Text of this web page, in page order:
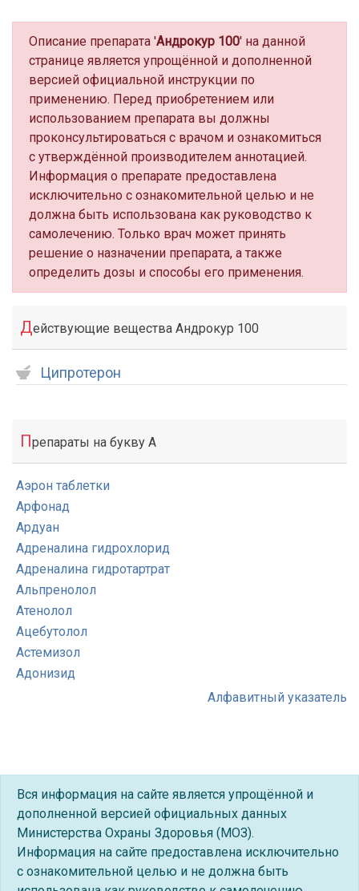
Описание препарата 'Андрокур 100' на данной
странице является упрощённой и дополненной
версией официальной инструкции по
применению. Перед приобретением или
использованием препарата вы должны
проконсультироваться с врачом и ознакомиться
с утверждённой производителем аннотацией.
Информация о препарате предоставлена
исключительно с ознакомительной целью и не
должна быть использована как руководство к
самолечению. Только врач может принять
решение о назначении препарата, а также
определить дозы и способы его применения.
Действующие вещества Андрокур 100
Ципротерон
Препараты на букву А
Аэрон таблетки
Арфонад
Ардуан
Адреналина гидрохлорид
Адреналина гидротартрат
Альпренолол
Атенолол
Ацебутолол
Астемизол
Адонизид
Алфавитный указатель
Вся информация на сайте является упрощённой и
дополненной версией официальных данных
Министерства Охраны Здоровья (МОЗ).
Информация на сайте предоставлена исключительно
с ознакомительной целью и не должна быть